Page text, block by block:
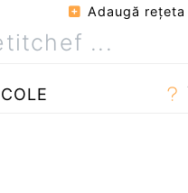
Adaugă reţeta